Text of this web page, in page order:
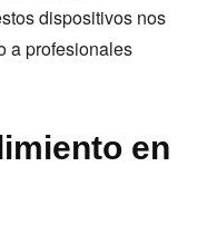
dispositivos nos
a profesionales
en